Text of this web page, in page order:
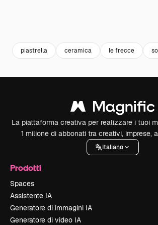
piastrella ceramica le frecce
La piattaforma creativa per realizzare i tuoi
1 milione di abbonati tra creativi, imprese,
Italiano
Prodotti
Spaces
Assistente IA
Generatore di immagini IA
Generatore di video IA